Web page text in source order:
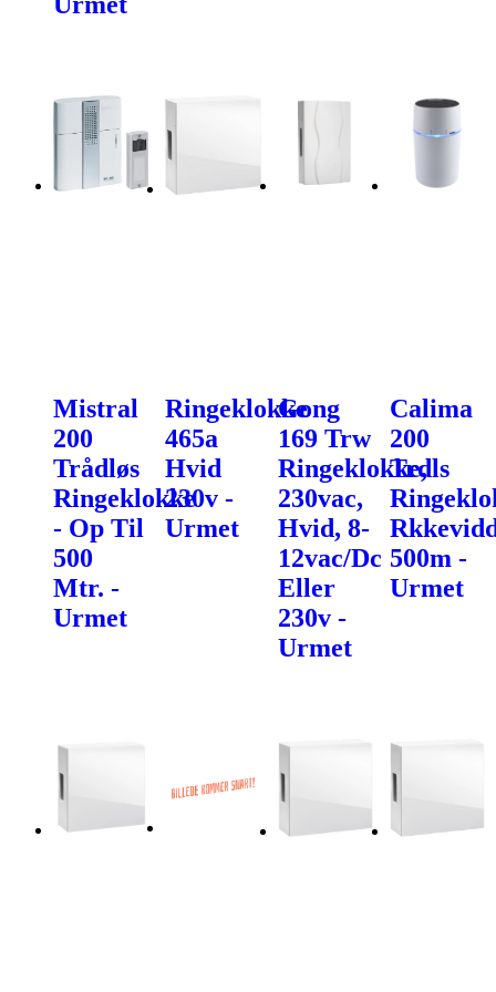
Mistral
200
Trådløs
Ringeklokke
- Op Til
500
Mtr. -
Urmet
Ringeklokke
465a
Hvid
230v -
Urmet
Gong
169 Trw
Ringeklokke,
230vac,
Hvid, 8-
12vac/Dc
Eller
230v -
Urmet
Calima
200
Trdls
500m -
Urmet